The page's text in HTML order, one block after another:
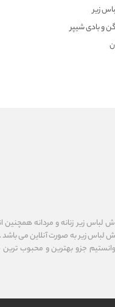
زیر
و بادی شیپر
فعالیت خود را از سال 1390 در زمینه فروش لباس زیر زنانه و
لباس زیر به صورت آنلاین می باشد
جزو بهترین و محبوب